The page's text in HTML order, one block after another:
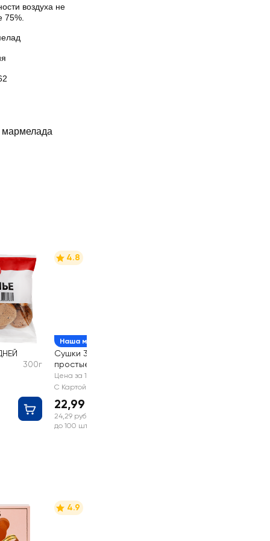
воздуха не
75%.
300г
Наша марка
4.8
Сушки 365 ДНЕЙ
простые
Цена за 1 шт
С Картой №1
22,99 руб
24,29 руб
до 100 шт
4.9